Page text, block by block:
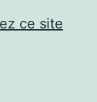
ce site